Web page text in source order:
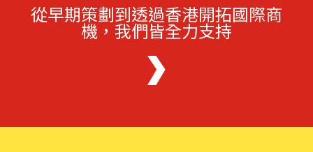
從早期策劃到透過香港開拓國際商
機，我們皆全力支持